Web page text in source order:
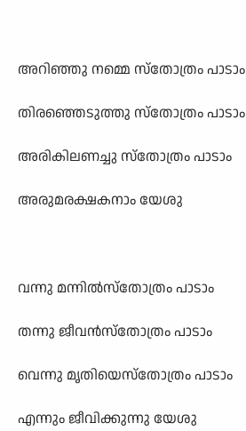
അറിഞ്ഞു നമ്മെ സ്തോത്രം പാടാം
തിരഞ്ഞെടുത്തു സ്തോത്രം പാടാം
അരികിലണച്ചു സ്തോത്രം പാടാം
അരുമരക്ഷകനാം യേശു
വന്നു മന്നിൽസ്തോത്രം പാടാം
തന്നു ജീവൻസ്തോത്രം പാടാം
വെന്നു മൃതിയെസ്തോത്രം പാടാം
എന്നും ജീവിക്കുന്നു യേശു